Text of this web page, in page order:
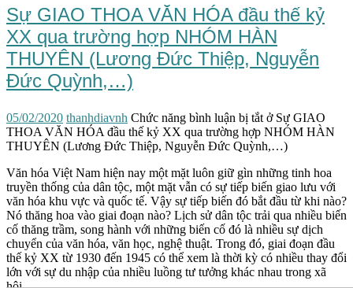
Sự GIAO THOA VĂN HÓA đầu thế kỷ
XX qua trường hợp NHÓM HÀN
THUYÊN (Lương Đức Thiệp, Nguyễn
Đức Quỳnh,…)
05/02/2020 thanhdiavnh Chức năng bình luận bị tắt ở Sự GIAO
THOA VĂN HÓA đầu thế kỷ XX qua trường hợp NHÓM HÀN
THUYÊN (Lương Đức Thiệp, Nguyễn Đức Quỳnh,…)
Văn hóa Việt Nam hiện nay một mặt luôn giữ gìn những tinh hoa
truyền thống của dân tộc, một mặt vẫn có sự tiếp biến giao lưu với
văn hóa khu vực và quốc tế. Vậy sự tiếp biến đó bắt đầu từ khi nào?
Nó thăng hoa vào giai đoạn nào? Lịch sử dân tộc trải qua nhiều biến
cố thăng trầm, song hành với những biến cố đó là nhiều sự dịch
chuyển của văn hóa, văn học, nghệ thuật. Trong đó, giai đoạn đầu
thế kỷ XX từ 1930 đến 1945 có thể xem là thời kỳ có nhiều thay đổi
lớn với sự du nhập của nhiều luồng tư tưởng khác nhau trong xã